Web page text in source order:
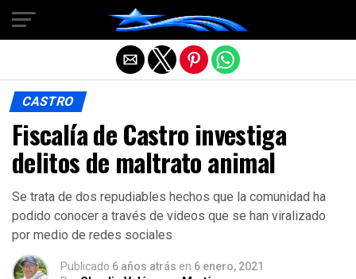
CASTRO
Fiscalía de Castro investiga
delitos de maltrato animal
Se trata de dos repudiables hechos que la comunidad ha
podido conocer a través de videos que se han viralizado
por medio de redes sociales
Publicado 6 años atrás en 6 enero, 2021
Salir de la versión móvil